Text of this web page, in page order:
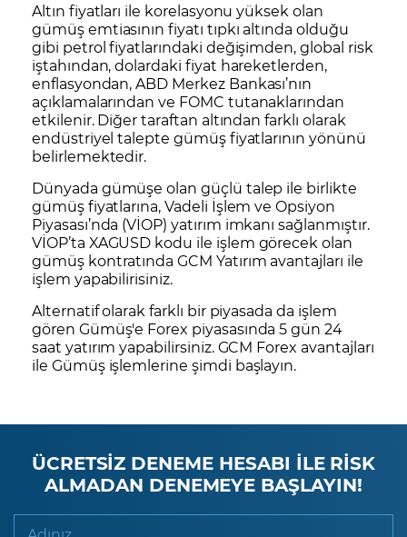
Altın fiyatları ile korelasyonu yüksek olan
gümüş emtiasının fiyatı tıpkı altında olduğu
gibi petrolfiyatlarındaki değişimden, global risk
iştahından, dolardaki fiyat hareketlerden,
enflasyondan, ABD Merkez Bankası’nın
açıklamalarından ve FOMC tutanaklarından
etkilenir. Diğer taraftan altından farklı olarak
endüstriyel talepte gümüş fiyatlarının yönünü
belirlemektedir.
Dünyada gümüşe olan güçlü talep ile birlikte
gümüş fiyatlarına, Vadeli İşlem ve Opsiyon
Piyasası’nda (VİOP) yatırım imkanı sağlanmıştır.
VİOP’ta XAGUSD kodu ile işlem görecek olan
gümüş kontratında GCM Yatırım avantajları ile
işlem yapabilirisiniz.
Alternatif olarak farklı bir piyasada da işlem
gören Gümüş'e Forex piyasasında 5 gün 24
saat yatırım yapabilirsiniz. GCM Forex avantajları
ile Gümüşişlemlerine şimdi başlayın.
ÜCRETSİZ DENEME HESABI İLE RİSK
ALMADAN DENEMEYE BAŞLAYIN!